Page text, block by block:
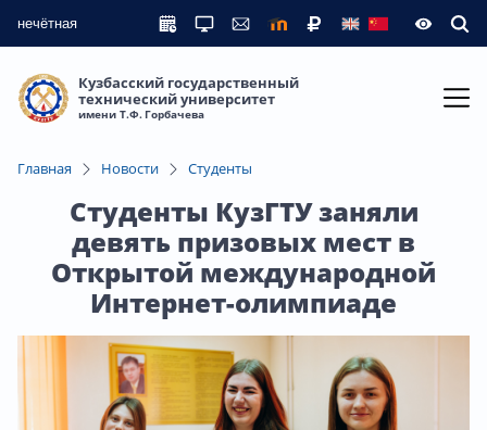
нечётная
Кузбасский государственный
технический университет
имени Т.Ф. Горбачева
Главная Новости Студенты
Студенты КузГТУ заняли
девять призовых мест в
Открытой международной
Интернет-олимпиаде